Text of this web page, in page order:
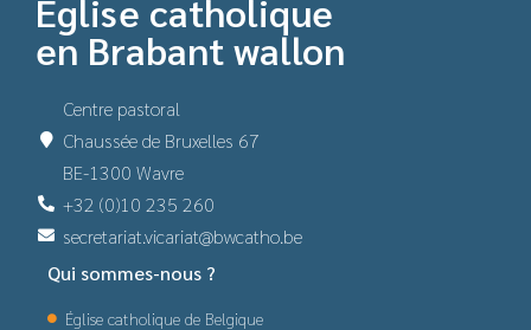
Église catholique
en Brabant wallon
Centre pastoral
Chaussée de Bruxelles 67
BE-1300 Wavre
+32 (0)10 235 260
secretariat.vicariat@bwcatho.be
Qui sommes-nous ?
Église catholique de Belgique